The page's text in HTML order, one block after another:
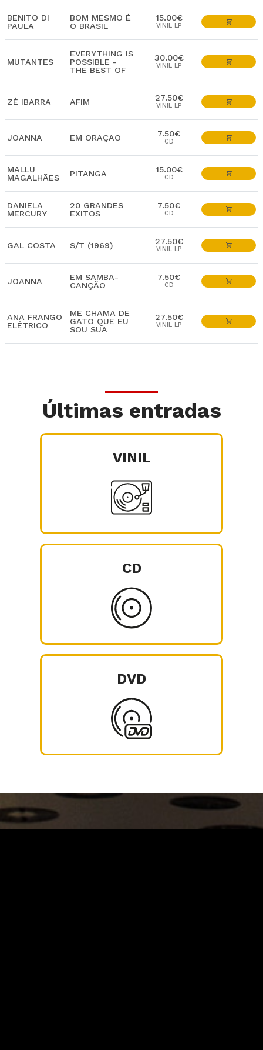
BENITO DI
PAULA
BOM MESMO É
O BRASIL
15.00€
VINIL LP
MUTANTES
EVERYTHING IS
POSSIBLE -
THE BEST OF
30.00€
VINIL LP
ZÉ IBARRA AFIM 27.50€
VINIL LP
JOANNA EM ORAÇAO 7.50€
CD
MALLU
MAGALHÃES
PITANGA 15.00€
CD
DANIELA
MERCURY
20 GRANDES
EXITOS
7.50€
CD
GAL COSTA S/T (1969) 27.50€
VINIL LP
JOANNA
EM SAMBA-
CANÇÃO
7.50€
CD
ANA FRANGO
ELÉTRICO
ME CHAMA DE
GATO QUE EU
SOU SUA
27.50€
VINIL LP
Últimas entradas
VINIL
CD
DVD